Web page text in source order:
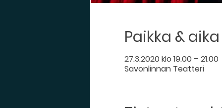
Paikka & aika
27.3.2020 klo 19.00 – 21.00
Savonlinnan Teatteri